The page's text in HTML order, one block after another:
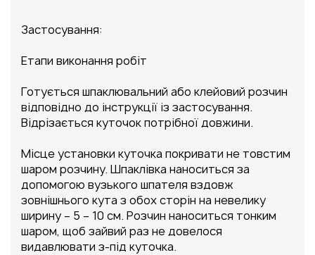
Застосування:
Етапи виконання робіт
Готується шпаклювальний або клейовий розчин
відповідно до інструкції із застосування.
Відрізається куточок потрібної довжини.
Місце установки куточка покривати не товстим
шаром розчину. Шпаклівка наноситься за
допомогою вузького шпателя вздовж
зовнішнього кута з обох сторін на невелику
ширину – 5 – 10 см. Розчин наноситься тонким
шаром, щоб зайвий раз не довелося
видавлювати з-під куточка.